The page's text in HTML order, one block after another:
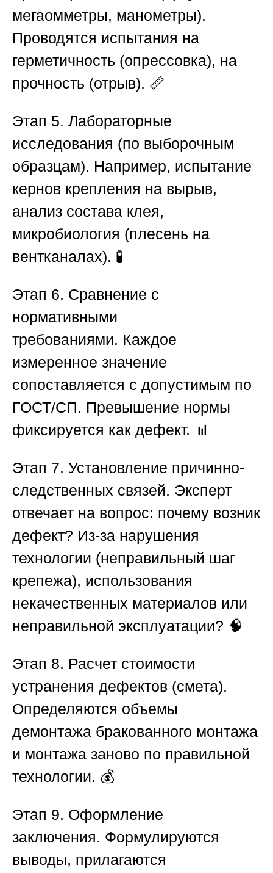
мегаомметры, манометры).
Проводятся испытания на
герметичность (опрессовка), на
прочность (отрыв). 📏
Этап 5. Лабораторные
исследования (по выборочным
образцам). Например, испытание
кернов крепления на вырыв,
анализ состава клея,
микробиология (плесень на
вентканалах). 🧪
Этап 6. Сравнение с
нормативными
требованиями. Каждое
измеренное значение
сопоставляется с допустимым по
ГОСТ/СП. Превышение нормы
фиксируется как дефект. 📊
Этап 7. Установление причинно-
следственных связей. Эксперт
отвечает на вопрос: почему возник
дефект? Из-за нарушения
технологии (неправильный шаг
крепежа), использования
некачественных материалов или
неправильной эксплуатации? 🧠
Этап 8. Расчет стоимости
устранения дефектов (смета).
Определяются объемы
демонтажа бракованного монтажа
и монтажа заново по правильной
технологии. 💰
Этап 9. Оформление
заключения. Формулируются
выводы, прилагаются